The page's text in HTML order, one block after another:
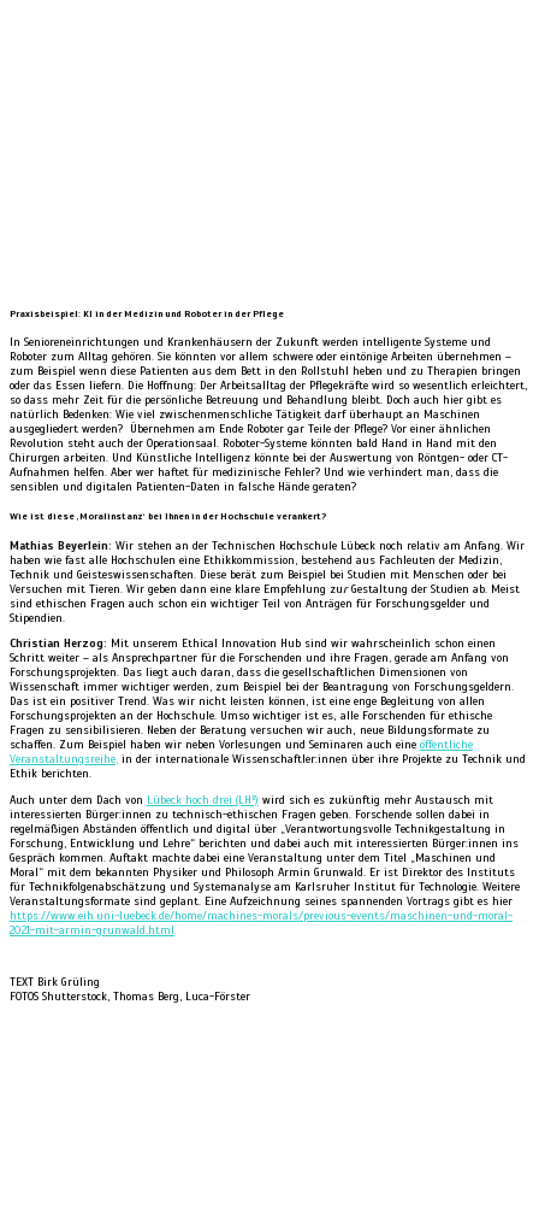
Praxisbeispiel: KI in der Medizin und Roboter in der Pflege
In Senioreneinrichtungen und Krankenhäusern der Zukunft werden intelligente Systeme und
Roboter zum Alltag gehören. Sie könnten vor allem schwere oder eintönige Arbeiten übernehmen –
zum Beispiel wenn diese Patienten aus dem Bett in den Rollstuhl heben und zu Therapien bringen
oder das Essen liefern. Die Hoffnung: Der Arbeitsalltag der Pflegekräfte wird so wesentlich erleichtert,
so dass mehr Zeit für die persönliche Betreuung und Behandlung bleibt. Doch auch hier gibt es
natürlich Bedenken: Wie viel zwischenmenschliche Tätigkeit darf überhaupt an Maschinen
ausgegliedert werden? Übernehmen am Ende Roboter gar Teile der Pflege? Vor einer ähnlichen
Revolution steht auch der Operationsaal. Roboter-Systeme könnten bald Hand in Hand mit den
Chirurgen arbeiten. Und Künstliche Intelligenz könnte bei der Auswertung von Röntgen- oder CT-
Aufnahmen helfen. Aber wer haftet für medizinische Fehler? Und wie verhindert man, dass die
sensiblen und digitalen Patienten-Daten in falsche Hände geraten?
Wie ist diese ‚Moralinstanz‘ bei Ihnen in der Hochschule verankert?
Mathias Beyerlein: Wir stehen an der Technischen Hochschule Lübeck noch relativ am Anfang. Wir
haben wie fast alle Hochschulen eine Ethikkommission, bestehend aus Fachleuten der Medizin,
Technik und Geisteswissenschaften. Diese berät zum Beispiel bei Studien mit Menschen oder bei
Versuchen mit Tieren. Wir geben dann eine klare Empfehlung zurGestaltung der Studien ab. Meist
sind ethischen Fragen auch schon ein wichtiger Teil von Anträgen für Forschungsgelder und
Stipendien.
Christian Herzog: Mit unserem Ethical Innovation Hub sind wir wahrscheinlich schon einen
Schritt weiter – als Ansprechpartner für die Forschenden und ihre Fragen, gerade am Anfang von
Forschungsprojekten. Das liegt auch daran, dass die gesellschaftlichen Dimensionen von
Wissenschaft immer wichtiger werden, zum Beispiel bei der Beantragung von Forschungsgeldern.
Das ist ein positiver Trend. Was wir nicht leisten können, ist eine enge Begleitung von allen
Forschungsprojekten an der Hochschule. Umso wichtiger ist es, alle Forschenden für ethische
Fragen zu sensibilisieren. Neben der Beratung versuchen wir auch, neue Bildungsformate zu
schaffen. Zum Beispiel haben wir neben Vorlesungen und Seminaren auch eine öffentliche
Veranstaltungsreihe, in der internationale Wissenschaftler:innen über ihre Projekte zu Technik und
Ethik berichten.
Auch unter dem Dach von Lübeck hoch drei (LH³) wird sich es zukünftig mehr Austausch mit
interessierten Bürger:innen zu technisch-ethischen Fragen geben. Forschende sollen dabei in
regelmäßigen Abständen öffentlich und digital über „Verantwortungsvolle Technikgestaltung in
Forschung, Entwicklung und Lehre“ berichten und dabei auch mit interessierten Bürger:innen ins
Gespräch kommen. Auftakt machte dabei eine Veranstaltung unter dem Titel „Maschinen und
Moral“ mit dem bekannten Physiker und Philosoph Armin Grunwald. Er ist Direktor des Instituts
für Technikfolgenabschätzung und Systemanalyse am Karlsruher Institut für Technologie. Weitere
Veranstaltungsformate sind geplant. Eine Aufzeichnung seines spannenden Vortrags gibt es hier
https://www.eih.uni-luebeck.de/home/machines-morals/previous-events/maschinen-und-moral-
2021-mit-armin-grunwald.html.
TEXT Birk Grüling
FOTOS Shutterstock, Thomas Berg, Luca-Förster